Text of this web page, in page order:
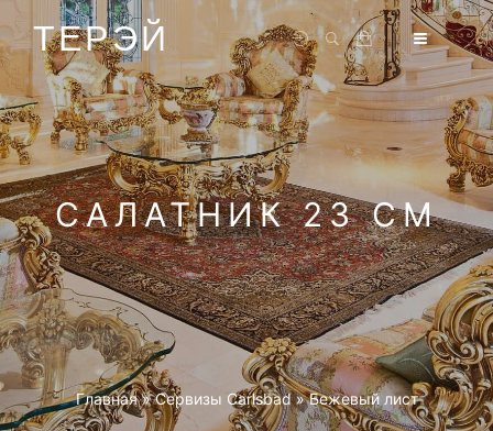
ТЕРЭЙ
САЛАТНИК 23 СМ
Главная »Cервизы Carlsbad »Бежевый лист